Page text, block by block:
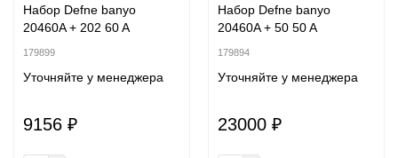
Набор Defne banyo
20460A + 202 60 A
179899
Уточняйте у менеджера
9156 ₽
Набор Defne banyo
20460A + 50 50 A
179894
Уточняйте у менеджера
23000 ₽